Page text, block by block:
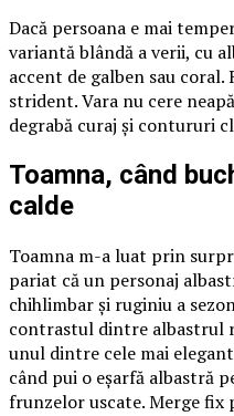
Dacă persoana e mai
variantă blândă a verii, cu
accent de galben sau coral.
strident. Vara nu cere
degrabă curaj și contururi
Toamna, când
calde
Toamna m-a luat prin
pariat că un personaj
chihlimbar și ruginiu a
contrastul dintre albastrul
unul dintre cele mai
când pui o eșarfă albastră
frunzelor uscate. Merge